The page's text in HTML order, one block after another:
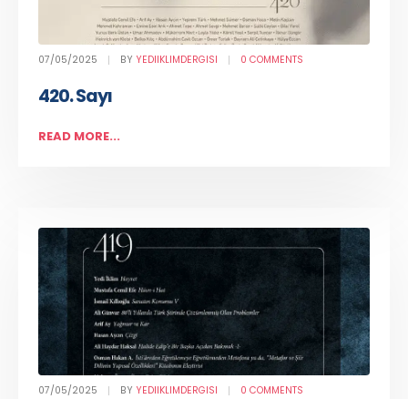
07/05/2025 BY YEDIIKLIMDERGISI 0 COMMENTS
420. Sayı
READ MORE...
07/05/2025 BY YEDIIKLIMDERGISI 0 COMMENTS